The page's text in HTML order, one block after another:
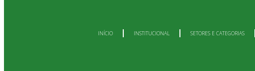
INÍCIO INSTITUCIONAL SETORES E CATEGORIAS